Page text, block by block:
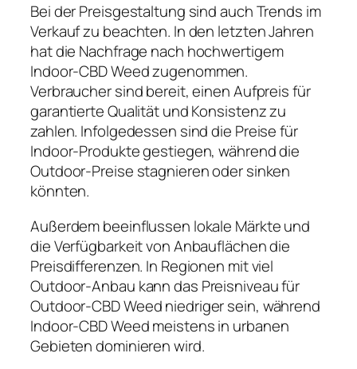
Bei der Preisgestaltung sind auch Trends im
Verkauf zu beachten. In den letzten Jahren
hat die Nachfrage nach hochwertigem
Indoor-CBD Weed zugenommen.
Verbraucher sind bereit, einen Aufpreis für
garantierte Qualität und Konsistenz zu
zahlen. Infolgedessen sind die Preise für
Indoor-Produkte gestiegen, während die
Outdoor-Preise stagnieren oder sinken
könnten.
Außerdem beeinflussen lokale Märkte und
die Verfügbarkeit von Anbauflächen die
Preisdifferenzen. In Regionen mit viel
Outdoor-Anbau kann das Preisniveau für
Outdoor-CBD Weed niedriger sein, während
Indoor-CBD Weed meistens in urbanen
Gebieten dominieren wird.